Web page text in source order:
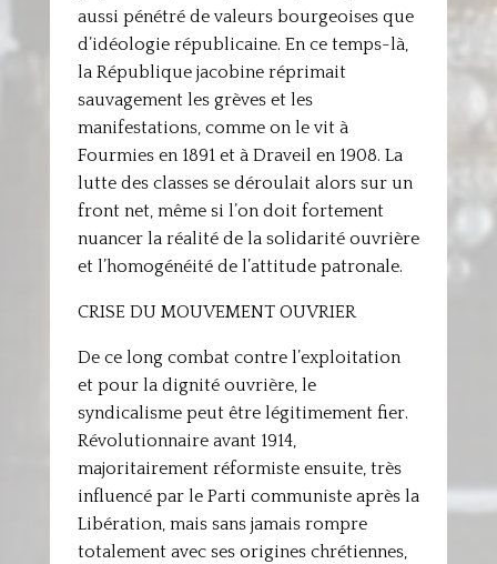
aussi pénétré de valeurs bourgeoises que
d’idéologie républicaine. En ce temps-là,
la République jacobine réprimait
sauvagement les grèves et les
manifestations, comme on le vit à
Fourmies en 1891 et à Draveil en 1908. La
lutte des classes se déroulait alors sur un
front net, même si l’on doit fortement
nuancer la réalité de la solidarité ouvrière
et l’homogénéité de l’attitude patronale.
CRISE DU MOUVEMENT OUVRIER
De ce long combat contre l’exploitation
et pour la dignité ouvrière, le
syndicalisme peut être légitimement fier.
Révolutionnaire avant 1914,
majoritairement réformiste ensuite, très
influencé par le Parti communiste après la
Libération, mais sans jamais rompre
totalement avec ses origines chrétiennes,